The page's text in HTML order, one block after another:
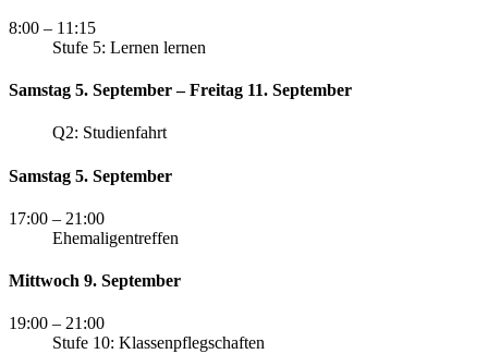
8:00 – 11:15
Stufe 5: Lernen lernen
Samstag 5. September – Freitag 11. September
Q2: Studienfahrt
Samstag 5. September
17:00 – 21:00
Ehemaligentreffen
Mittwoch 9. September
19:00 – 21:00
Stufe 10: Klassenpflegschaften